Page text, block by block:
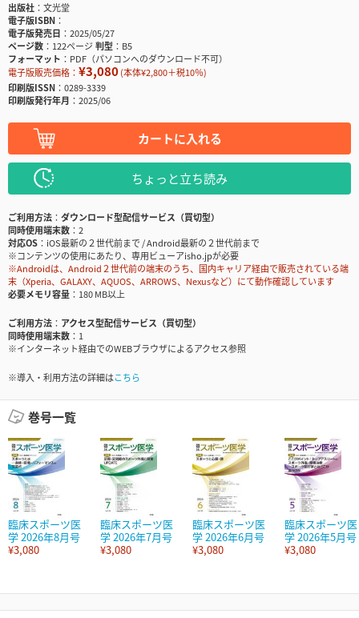
出版社
文光堂
電子版ISBN
電子版発売日
2025/05/27
ページ数
122ページ判型
B5
フォーマット
PDF（パソコンへのダウンロード不可）
電子版販売価格： ¥3,080(本体¥2,800＋税10％)
印刷版ISSN
0289-3339
印刷版発行年月
2025/06
カートに入れる
ちょっと立ち読み
ご利用方法
ダウンロード型配信サービス（買切型）
同時使用端末数
2
対応OS
iOS最新の２世代前まで / Android最新の２世代前まで
※コンテンツの使用にあたり、専用ビューアisho.jpが必要
※Androidは、Android２世代前の端末のうち、国内キャリア経由で販売されている端
末（Xperia、GALAXY、AQUOS、ARROWS、Nexusなど）にて動作確認しています
必要メモリ容量
180 MB以上
ご利用方法
アクセス型配信サービス（買切型）
同時使用端末数
1
※インターネット経由でのWEBブラウザによるアクセス参照
※導入・利用方法の詳細はこちら
巻号一覧
臨床スポーツ医
学 2026年8月号
¥3,080
臨床スポーツ医
学 2026年7月号
¥3,080
臨床スポーツ医
学 2026年6月号
¥3,080
臨床スポーツ医
学 2026年5月号
¥3,080